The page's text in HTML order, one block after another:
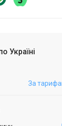
Україні
За